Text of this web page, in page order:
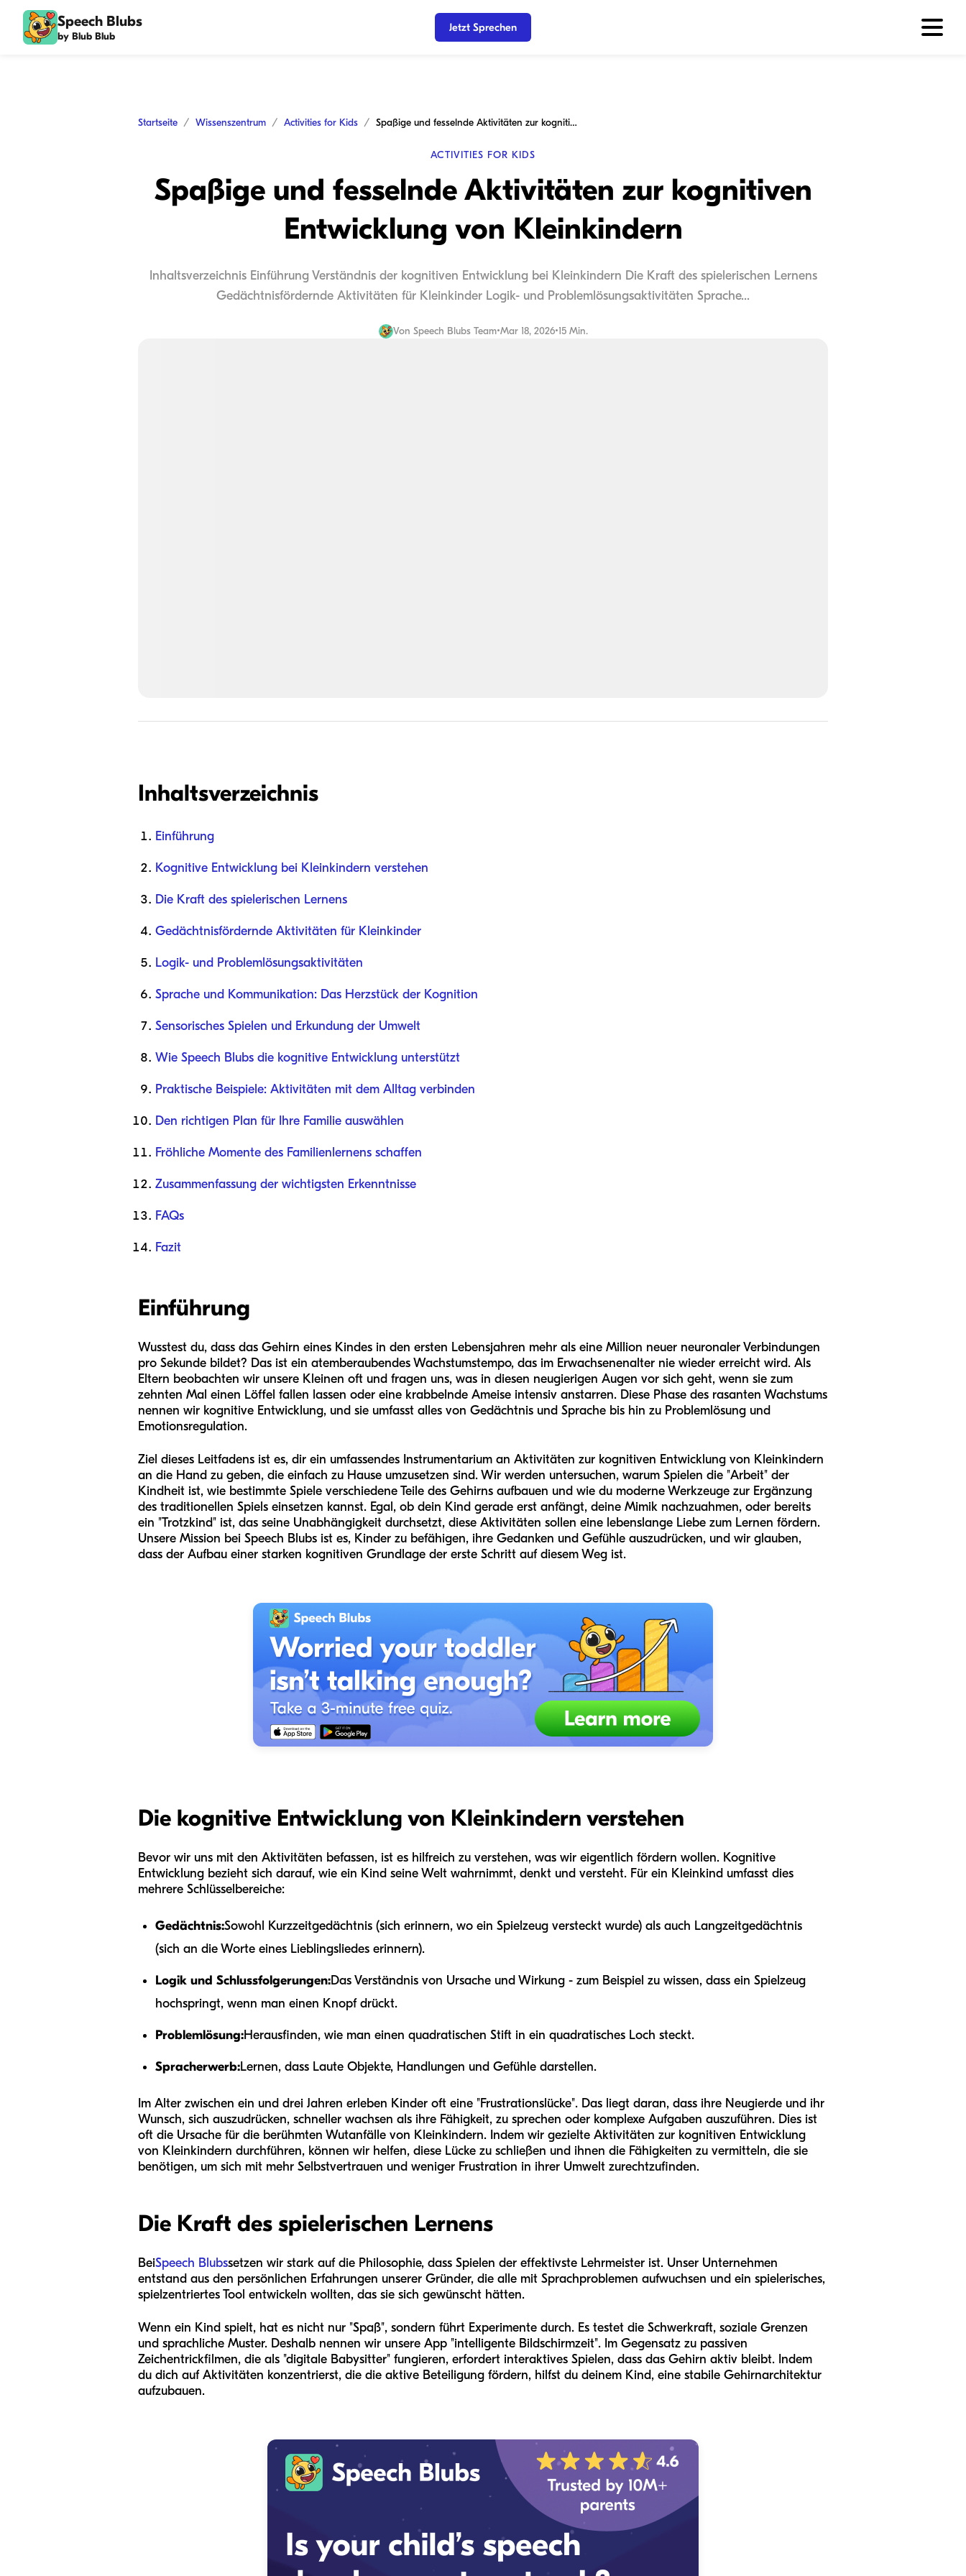
Speech Blubs
by Blub Blub
Jetzt Sprechen
Startseite Wissenszentrum Activities for Kids Spaßige und fesselnde Aktivitäten zur kognitiven Entwicklung von Kleinkindern
ACTIVITIES FOR KIDS
Spaßige und fesselnde Aktivitäten zur kognitiven
Entwicklung von Kleinkindern
Inhaltsverzeichnis Einführung Verständnis der kognitiven Entwicklung bei Kleinkindern Die Kraft des spielerischen Lernens
Gedächtnisfördernde Aktivitäten für Kleinkinder Logik- und Problemlösungsaktivitäten Sprache...
Von Speech Blubs Team•Mar 18, 2026•15 Min.
Inhaltsverzeichnis
Einführung
Kognitive Entwicklung bei Kleinkindern verstehen
Die Kraft des spielerischen Lernens
Gedächtnisfördernde Aktivitäten für Kleinkinder
Logik- und Problemlösungsaktivitäten
Sprache und Kommunikation: Das Herzstück der Kognition
Sensorisches Spielen und Erkundung der Umwelt
Wie Speech Blubs die kognitive Entwicklung unterstützt
Praktische Beispiele: Aktivitäten mit dem Alltag verbinden
Den richtigen Plan für Ihre Familie auswählen
Fröhliche Momente des Familienlernens schaffen
Zusammenfassung der wichtigsten Erkenntnisse
FAQs
Fazit
Einführung
Wusstest du, dass das Gehirn eines Kindes in den ersten Lebensjahren mehr als eine Million neuer neuronaler Verbindungen
pro Sekunde bildet? Das ist ein atemberaubendes Wachstumstempo, das im Erwachsenenalter nie wieder erreicht wird. Als
Eltern beobachten wir unsere Kleinen oft und fragen uns, was in diesen neugierigen Augen vor sich geht, wenn sie zum
zehnten Mal einen Löffel fallen lassen oder eine krabbelnde Ameise intensiv anstarren. Diese Phase des rasanten Wachstums
nennen wir kognitive Entwicklung, und sie umfasst alles von Gedächtnis und Sprache bis hin zu Problemlösung und
Emotionsregulation.
Ziel dieses Leitfadens ist es, dir ein umfassendes Instrumentarium an Aktivitäten zur kognitiven Entwicklung von Kleinkindern
an die Hand zu geben, die einfach zu Hause umzusetzen sind. Wir werden untersuchen, warum Spielen die "Arbeit" der
Kindheit ist, wie bestimmte Spiele verschiedene Teile des Gehirns aufbauen und wie du moderne Werkzeuge zur Ergänzung
des traditionellen Spiels einsetzen kannst. Egal, ob dein Kind gerade erst anfängt, deine Mimik nachzuahmen, oder bereits
ein "Trotzkind" ist, das seine Unabhängigkeit durchsetzt, diese Aktivitäten sollen eine lebenslange Liebe zum Lernen fördern.
Unsere Mission bei Speech Blubs ist es, Kinder zu befähigen, ihre Gedanken und Gefühle auszudrücken, und wir glauben,
dass der Aufbau einer starken kognitiven Grundlage der erste Schritt auf diesem Weg ist.
Die kognitive Entwicklung von Kleinkindern verstehen
Bevor wir uns mit den Aktivitäten befassen, ist es hilfreich zu verstehen, was wir eigentlich fördern wollen. Kognitive
Entwicklung bezieht sich darauf, wie ein Kind seine Welt wahrnimmt, denkt und versteht. Für ein Kleinkind umfasst dies
mehrere Schlüsselbereiche:
Gedächtnis:Sowohl Kurzzeitgedächtnis (sich erinnern, wo ein Spielzeug versteckt wurde) als auch Langzeitgedächtnis
(sich an die Worte eines Lieblingsliedes erinnern).
Logik und Schlussfolgerungen:Das Verständnis von Ursache und Wirkung - zum Beispiel zu wissen, dass ein Spielzeug
hochspringt, wenn man einen Knopf drückt.
Problemlösung:Herausfinden, wie man einen quadratischen Stift in ein quadratisches Loch steckt.
Spracherwerb:Lernen, dass Laute Objekte, Handlungen und Gefühle darstellen.
Im Alter zwischen ein und drei Jahren erleben Kinder oft eine "Frustrationslücke". Das liegt daran, dass ihre Neugierde und ihr
Wunsch, sich auszudrücken, schneller wachsen als ihre Fähigkeit, zu sprechen oder komplexe Aufgaben auszuführen. Dies ist
oft die Ursache für die berühmten Wutanfälle von Kleinkindern. Indem wir gezielte Aktivitäten zur kognitiven Entwicklung
von Kleinkindern durchführen, können wir helfen, diese Lücke zu schließen und ihnen die Fähigkeiten zu vermitteln, die sie
benötigen, um sich mit mehr Selbstvertrauen und weniger Frustration in ihrer Umwelt zurechtzufinden.
Die Kraft des spielerischen Lernens
BeiSpeech Blubssetzen wir stark auf die Philosophie, dass Spielen der effektivste Lehrmeister ist. Unser Unternehmen
entstand aus den persönlichen Erfahrungen unserer Gründer, die alle mit Sprachproblemen aufwuchsen und ein spielerisches,
spielzentriertes Tool entwickeln wollten, das sie sich gewünscht hätten.
Wenn ein Kind spielt, hat es nicht nur "Spaß", sondern führt Experimente durch. Es testet die Schwerkraft, soziale Grenzen
und sprachliche Muster. Deshalb nennen wir unsere App "intelligente Bildschirmzeit". Im Gegensatz zu passiven
Zeichentrickfilmen, die als "digitale Babysitter" fungieren, erfordert interaktives Spielen, dass das Gehirn aktiv bleibt. Indem
du dich auf Aktivitäten konzentrierst, die die aktive Beteiligung fördern, hilfst du deinem Kind, eine stabile Gehirnarchitektur
aufzubauen.